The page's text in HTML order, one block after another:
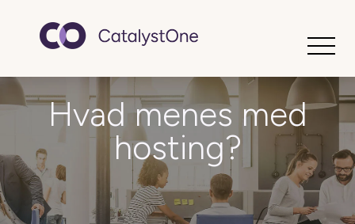
Hvad menes med
hosting?